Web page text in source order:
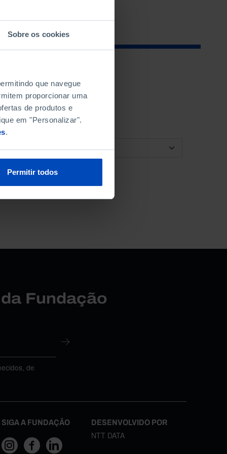
Sobre os cookies
que navegue
proporcionar uma
de produtos e
em "Personalizar".
.
Permitir todos
ORDENAR POR
Fundação
de
SIGA A FUNDAÇÃO DESENVOLVIDO POR
NTT DATA